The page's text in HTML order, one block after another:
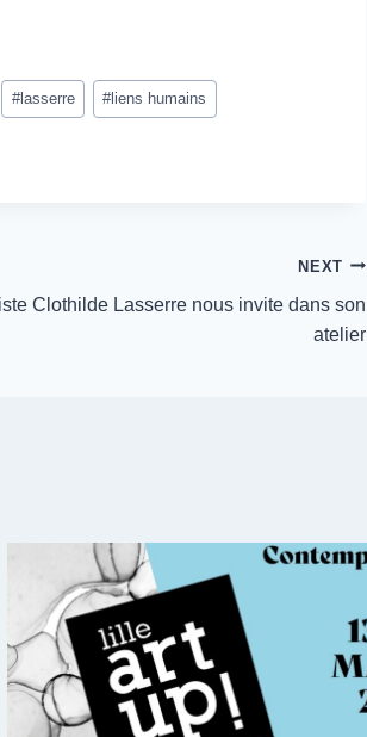
#lasserre #liens humains
NEXT
Clothilde Lasserre nous invite dans son
atelier